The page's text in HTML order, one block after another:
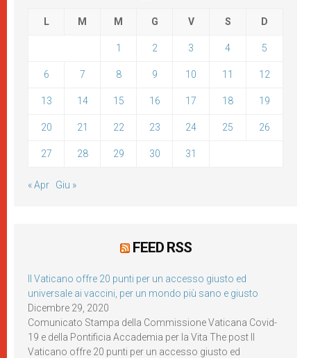
L M M G V S D
1 2 3 4 5
6 7 8 9 10 11 12
13 14 15 16 17 18 19
20 21 22 23 24 25 26
27 28 29 30 31
« Apr Giu »
FEED RSS
Il Vaticano offre 20 punti per un accesso giusto ed
universale ai vaccini, per un mondo più sano e giusto
Dicembre 29, 2020
Comunicato Stampa della Commissione Vaticana Covid-
19 e della Pontificia Accademia per la Vita The post Il
Vaticano offre 20 punti per un accesso giusto ed